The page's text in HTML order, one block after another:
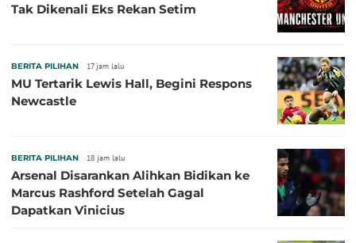
Tak Dikenali Eks Rekan Setim
BERITA PILIHAN 17 jam lalu
MU Tertarik Lewis Hall, Begini Respons
Newcastle
BERITA PILIHAN 18 jam lalu
Arsenal Disarankan Alihkan Bidikan ke
Marcus Rashford Setelah Gagal
Dapatkan Vinicius